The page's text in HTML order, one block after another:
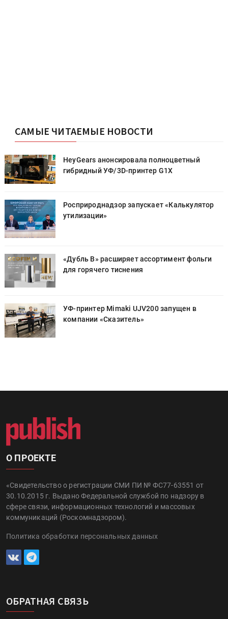
САМЫЕ ЧИТАЕМЫЕ НОВОСТИ
HeyGears анонсировала полноцветный
гибридный УФ/3D-принтер G1X
Росприроднадзор запускает «Калькулятор
утилизации»
«Дубль В» расширяет ассортимент фольги
для горячего тиснения
УФ-принтер Mimaki UJV200 запущен в
компании «Сказитель»
О ПРОЕКТЕ
«Свидетельство о регистрации СМИ ПИ № ФС77-63551 от
30.10.2015 г. Выдано Федеральной службой по надзору в
сфере связи, информационных технологий и массовых
коммуникаций (Роскомнадзором).
Политика обработки персональных данных
ОБРАТНАЯ СВЯЗЬ